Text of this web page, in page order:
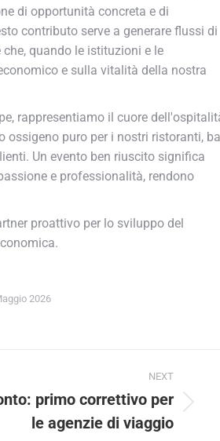
di opportunità concreta e di
contributo serve a generare flussi di
quando le istituzioni e le
e sulla vitalità della nostra
rappresentiamo il cuore dell'ospitalità
puro per i nostri ristoranti, bar
Un evento ben riuscito significa
e professionalità, rendono
proattivo per lo sviluppo del
2026
NEXT
primo correttivo per
le agenzie di viaggio